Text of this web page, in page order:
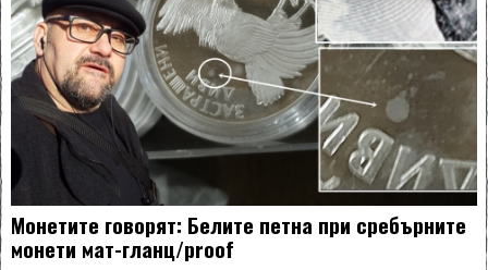
Монетите говорят: Белите петна при сребърните
монети мат-гланц/proof